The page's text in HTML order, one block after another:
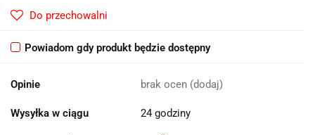
Do przechowalni
Powiadom gdy produkt będzie dostępny
Opinie brak ocen (dodaj)
Wysyłka w ciągu 24 godziny